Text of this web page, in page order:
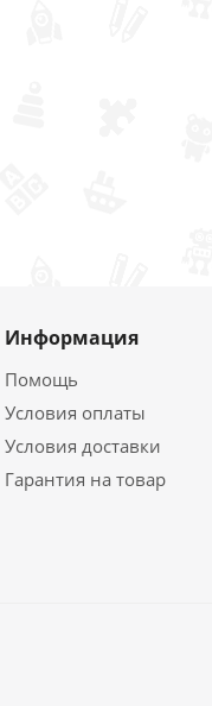
Информация
Помощь
Условия оплаты
Условия доставки
Гарантия на товар